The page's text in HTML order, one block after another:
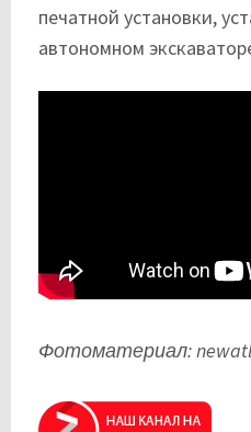
печатной установки,
автономном
Фотоматериал: